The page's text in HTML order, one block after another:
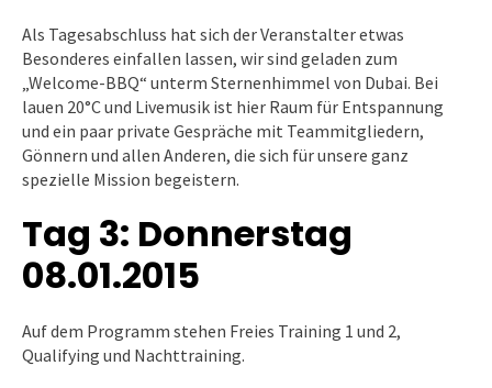
Als Tagesabschluss hat sich der Veranstalter etwas
Besonderes einfallen lassen, wir sind geladen zum
„Welcome-BBQ“ unterm Sternenhimmel von Dubai. Bei
lauen 20°C und Livemusik ist hier Raum für Entspannung
und ein paar private Gespräche mit Teammitgliedern,
Gönnern und allen Anderen, die sich für unsere ganz
spezielle Mission begeistern.
Tag 3: Donnerstag
08.01.2015
Auf dem Programm stehen Freies Training 1 und 2,
Qualifying und Nachttraining.